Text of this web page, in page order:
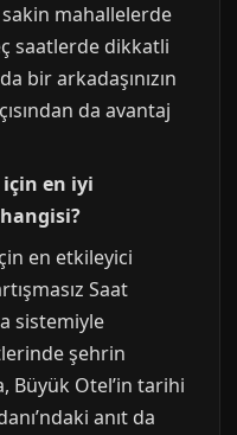
mahallelerde
saatlerde dikkatli
bir arkadaşınızın
da avantaj
için en iyi
hangisi?
en etkileyici
Saat
sistemiyle
şehrin
Büyük Otel’in tarihi
anıt da